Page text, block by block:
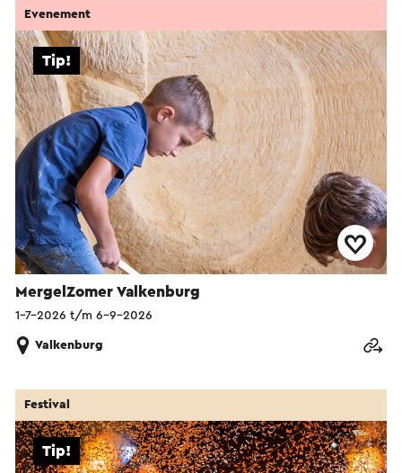
MergelZomer Valkenburg
Tip!
Evenement
1-7-2026 t/m 6-9-2026
Valkenburg
Tip!
Festival